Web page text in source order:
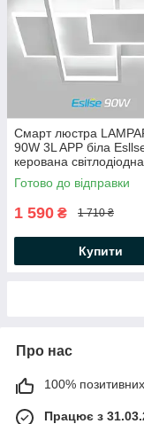
Смарт люстра
90W 3L APP бiла
керована
6000К 9000Lm
500×500×70мм
Готово до відправки
1 590 ₴ 1 710 ₴
Купити
Про нас
100% позитивних
Працює з